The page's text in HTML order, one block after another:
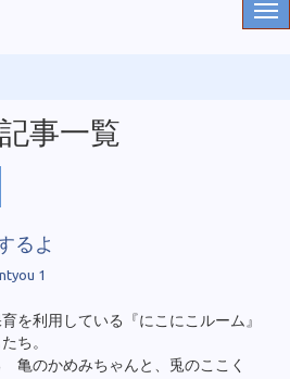
事一覧
るよ
1
を利用している『にこにこルーム』
ち。
亀のかめみちゃんと、兎のここく